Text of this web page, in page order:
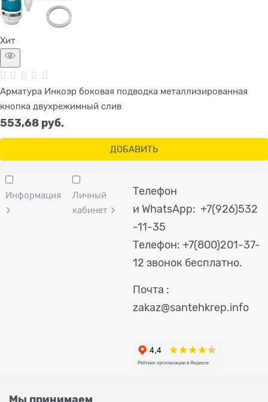
Хит
Арматура Инкоэр боковая подводка металлизированная
кнопка двухрежимный слив
553,68 руб.
ДОБАВИТЬ
Информация
Личный
кабинет
Телефон
и WhatsApp: +7(926)532
-11-35
Телефон: +7(800)201-37-
12 звонок бесплатно.
Почта :
zakaz@santehkrep.info